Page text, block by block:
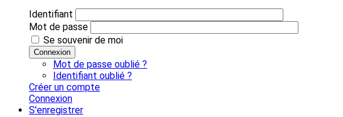
Identifiant
Mot de passe
Se souvenir de moi
Connexion
Mot de passe oublié ?
Identifiant oublié ?
Créer un compte
Connexion
S'enregistrer